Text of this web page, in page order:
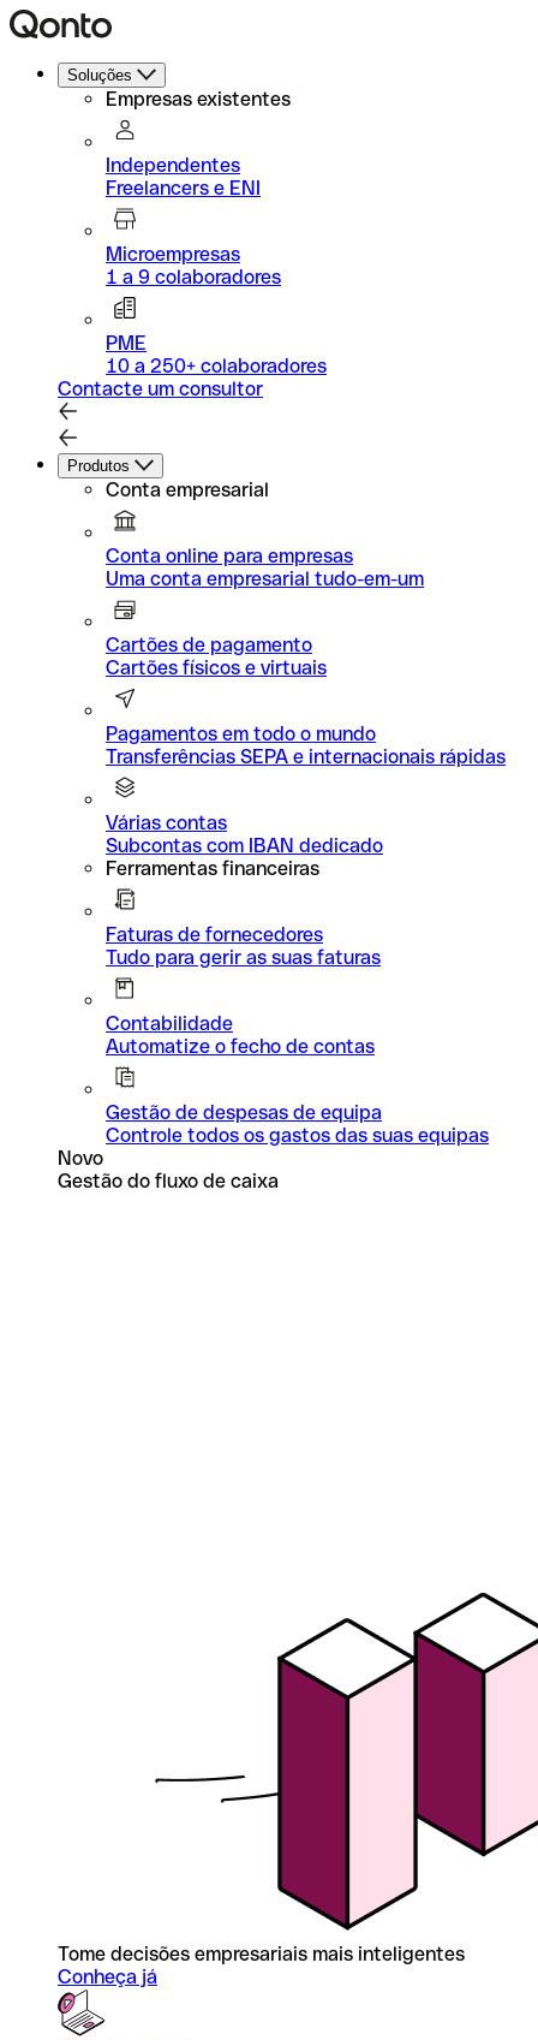
Soluções
Empresas existentes
Independentes
Freelancers e ENI
Microempresas
1 a 9 colaboradores
PME
10 a 250+ colaboradores
Contacte um consultor
Produtos
Conta empresarial
Conta online para empresas
Uma conta empresarial tudo-em-um
Cartões de pagamento
Cartões físicos e virtuais
Pagamentos em todo o mundo
Transferências SEPA e internacionais rápidas
Várias contas
Subcontas com IBAN dedicado
Ferramentas financeiras
Faturas de fornecedores
Tudo para gerir as suas faturas
Contabilidade
Automatize o fecho de contas
Gestão de despesas de equipa
Controle todos os gastos das suas equipas
Novo
Gestão do fluxo de caixa
Tome decisões empresariais mais inteligentes
Conheça já